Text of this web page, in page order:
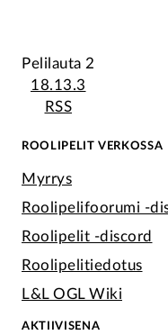
Pelilauta 2
18.13.3
RSS
ROOLIPELIT VERKOSSA
Myrrys
Roolipelifoorumi -
Roolipelit -discord
Roolipelitiedotus
L&L OGL Wiki
AKTIIVISENA